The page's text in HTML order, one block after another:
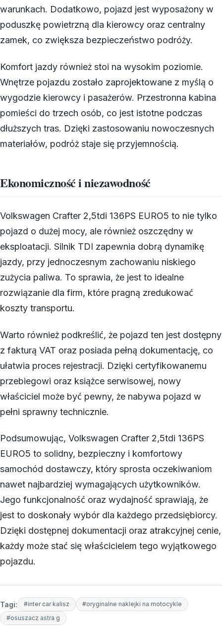
warunkach. Dodatkowo, pojazd jest wyposażony w
poduszkę powietrzną dla kierowcy oraz centralny
zamek, co zwiększa bezpieczeństwo podróży.
Komfort jazdy również stoi na wysokim poziomie.
Wnętrze pojazdu zostało zaprojektowane z myślą o
wygodzie kierowcy i pasażerów. Przestronna kabina
pomieści do trzech osób, co jest istotne podczas
dłuższych tras. Dzięki zastosowaniu nowoczesnych
materiałów, podróż staje się przyjemnością.
Ekonomiczność i niezawodność
Volkswagen Crafter 2,5tdi 136PS EURO5 to nie tylko
pojazd o dużej mocy, ale również oszczędny w
eksploatacji. Silnik TDI zapewnia dobrą dynamikę
jazdy, przy jednoczesnym zachowaniu niskiego
zużycia paliwa. To sprawia, że jest to idealne
rozwiązanie dla firm, które pragną zredukować
koszty transportu.
Warto również podkreślić, że pojazd ten jest dostępny
z fakturą VAT oraz posiada pełną dokumentację, co
ułatwia proces rejestracji. Dzięki certyfikowanemu
przebiegowi oraz książce serwisowej, nowy
właściciel może być pewny, że nabywa pojazd w
pełni sprawny technicznie.
Podsumowując, Volkswagen Crafter 2,5tdi 136PS
EURO5 to solidny, bezpieczny i komfortowy
samochód dostawczy, który sprosta oczekiwaniom
nawet najbardziej wymagających użytkowników.
Jego funkcjonalność oraz wydajność sprawiają, że
jest to doskonały wybór dla każdego przedsiębiorcy.
Dzięki dostępnej dokumentacji oraz atrakcyjnej cenie,
każdy może stać się właścicielem tego wyjątkowego
pojazdu.
Tagi: #inter car kalisz
#oryginalne naklejki na motocykle
#osuszacz astra g